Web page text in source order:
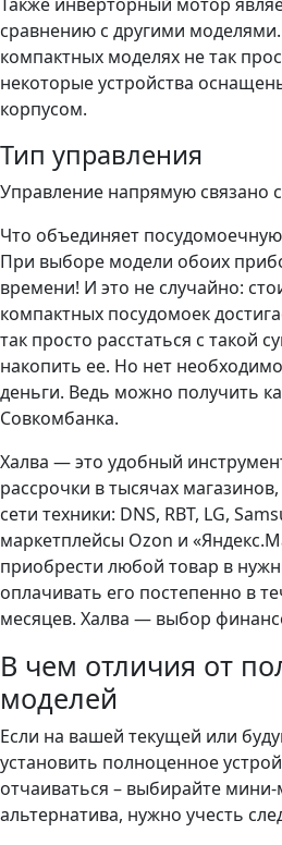
сравнению с другими
компактных моделях не так
некоторые устройства
корпусом.
Тип управления
Управление напрямую связано
Что объединяет
При выборе модели обоих
времени! И это не случайно:
компактных посудомоек
так просто расстаться с такой
накопить ее. Но нет
деньги. Ведь можно получить
Совкомбанка.
Халва — это удобный
рассрочки в тысячах
сети техники: DNS, RBT, LG,
маркетплейсы Ozon и
приобрести любой товар в
оплачивать его постепенно в
месяцев. Халва — выбор
В чем отличия от
моделей
Если на вашей текущей или
установить полноценное
отчаиваться – выбирайте
альтернатива, нужно учесть